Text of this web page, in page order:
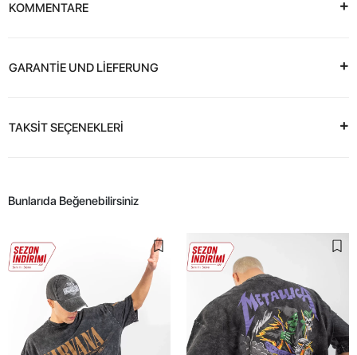
KOMMENTARE
GARANTİE UND LİEFERUNG
TAKSİT SEÇENEKLERİ
Bunlarıda Beğenebilirsiniz